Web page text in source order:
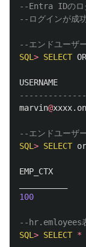
--Entra IDのロ
--ログインが成
--エンドユーザ
SQL > SELECT
USERNAME
marvin@xxxx.
--エンドユーザ
SQL > SELECT
EMP_CTX
100
--hr.emloyees
SQL > SELECT *